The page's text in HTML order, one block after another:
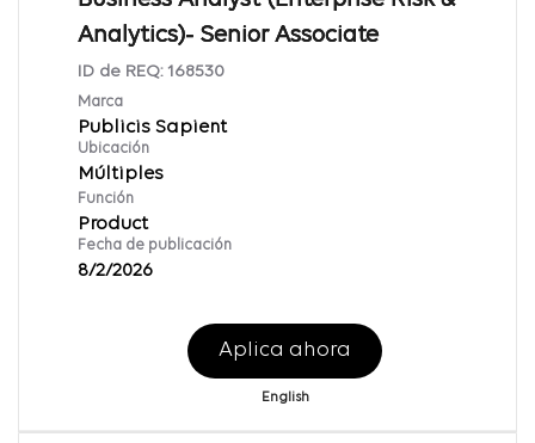
Analytics)- Senior Associate
ID de REQ: 168530
Marca
Publicis Sapient
Ubicación
Múltiples
Función
Product
Fecha de publicación
8/2/2026
Aplica ahora
English